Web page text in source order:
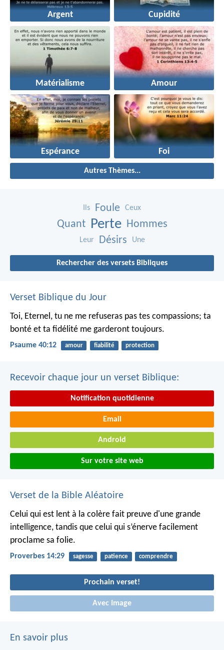
Argent Cupidité
Matérialisme Amour
Espérance Foi
Autres Thèmes...
Ils Foule Ceux
Quant Perte Hommes
Leur Désirs Une
Rechercher des versets Bibliques
Verset Biblique du Jour
Toi, Eternel, tu ne me refuseras pas tes compassions; ta
bonté et ta fidélité me garderont toujours.
Psaume 40:12 amour fiabilité protection
Recevoir chaque jour un verset Biblique:
Notification quotidienne
Email
Android
Sur votre site web
Verset de la Bible Aléatoire
Celui qui est lent à la colère fait preuve d'une grande
intelligence, tandis que celui qui s’énerve facilement
proclame sa folie.
Proverbes 14:29 sagesse patience comprendre
Prochain verset!
Avec Image
En savoir plus